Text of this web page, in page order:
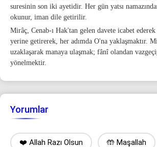
suresinin son iki ayetidir. Her gün yatsı
okunur, iman dile getirilir.
Mirâç, Cenab-ı Hak'tan gelen davete icabet
yerine getirerek, her adımda O'na yaklaşmaktır.
uzaklaşarak manaya ulaşmak; fânî olandan
yönelmektir.
Yorumlar
❤️ Allah Razı Olsun 🤲 Maşallah